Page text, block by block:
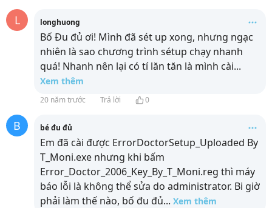
L longhuong
Bố Đu đủ ơi! Mình đã sét up xong, nhưng ngạc
nhiên là sao chương trình sétup chạy nhanh
quá! Nhanh nên lại có tí lăn tăn là mình cài...
Xem thêm
20 năm trước Trả lời 0
B bé đu đủ
Em đã cài được ErrorDoctorSetup_Uploaded By
T_Moni.exe nhưng khi bấm
Error_Doctor_2006_Key_By_T_Moni.reg thì máy
báo lỗi là không thể sửa do administrator. Bi giờ
phải làm thế nào, bố đu đủ... Xem thêm